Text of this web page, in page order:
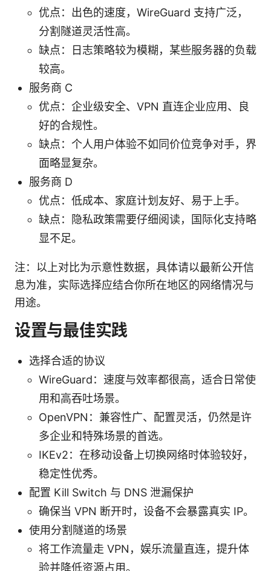
优点：出色的速度，WireGuard 支持广泛，
分割隧道灵活性高。
缺点：日志策略较为模糊，某些服务器的负载
较高。
服务商 C
优点：企业级安全、VPN 直连企业应用、良
好的合规性。
缺点：个人用户体验不如同价位竞争对手，界
面略显复杂。
服务商 D
优点：低成本、家庭计划友好、易于上手。
缺点：隐私政策需要仔细阅读，国际化支持略
显不足。
注：以上对比为示意性数据，具体请以最新公开信
息为准，实际选择应结合你所在地区的网络情况与
用途。
设置与最佳实践
选择合适的协议
WireGuard：速度与效率都很高，适合日常使
用和高吞吐场景。
OpenVPN：兼容性广、配置灵活，仍然是许
多企业和特殊场景的首选。
IKEv2：在移动设备上切换网络时体验较好，
稳定性优秀。
配置 Kill Switch 与 DNS 泄漏保护
确保当 VPN 断开时，设备不会暴露真实 IP。
使用分割隧道的场景
将工作流量走 VPN，娱乐流量直连，提升体
验并降低资源占用。